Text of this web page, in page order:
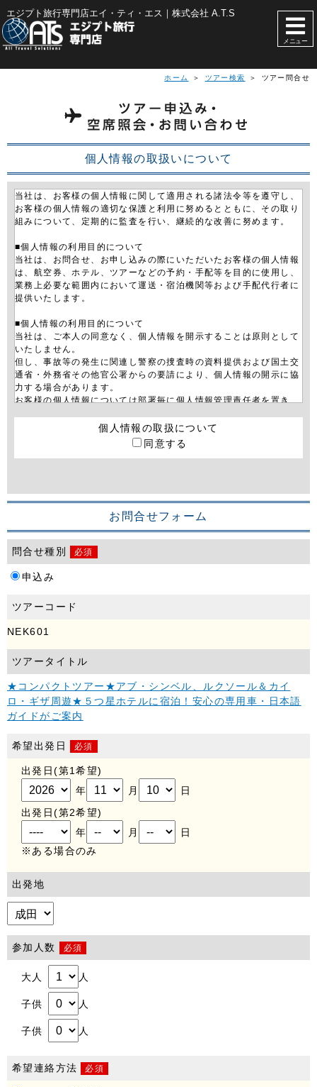
エジプト旅行専門店エイ・ティ・エス｜株式会社 A.T.S
メニュー
ホーム ＞ ツアー検索 ＞ ツアー問合せ
個人情報の取扱いについて
当社は、お客様の個人情報に関して適用される諸法令等を遵守し、
お客様の個人情報の適切な保護と利用に努めるとともに、その取り
組みについて、定期的に監査を行い、継続的な改善に努めます。
■個人情報の利用目的について
当社は、お問合せ、お申し込みの際にいただいたお客様の個人情報
は、航空券、ホテル、ツアーなどの予約・手配等を目的に使用し、
業務上必要な範囲内において運送・宿泊機関等および手配代行者に
提供いたします。
■個人情報の利用目的について
当社は、ご本人の同意なく、個人情報を開示することは原則として
いたしません。
但し、事故等の発生に関連し警察の捜査時の資料提供および国土交
通省・外務省その他官公署からの要請により、個人情報の開示に協
力する場合があります。
お客様の個人情報については部署毎に個人情報管理責任者を置き、
当社は、お客さまから個人情報について照会、訂正、追加、利用停
止等を依頼された場合、お客様ご本人であることを確認した上で、
法令及び当社内規に従い、遅滞なく必要な措置を取らせていただき
■サーバー不正アクセス対応について
当社サイトは、サーバーへの外部からの不正アクセスを防止する為
に最善の処置を施しております。
当社サイトは、お客様がネットで送信される情報を暗号化して保護
するためのSSL（Secure Sockets Layer）に対応しております。
当社のホームページの利用はお客様の責任において行われるものと
当社ホームページ及び当社ホームページを通じてアクセスできる他
ゆる損害に関して当社は一切の責任を負いません。
■個人情報に関するお問合せ
当社のプライバシーポリシー（個人情報保護）に関するご意見やご
質問は下記までお問合せ下さい。
mailto:info@ats-hj.com
電話：03-6432-9234
個人情報の取扱について
同意する
お問合せフォーム
問合せ種別 必須
申込み
ツアーコード
NEK601
ツアータイトル
★コンパクトツアー★アブ・シンベル、ルクソール＆カイ
ロ・ギザ周遊★５つ星ホテルに宿泊！安心の専用車・日本語
ガイドがご案内
希望出発日 必須
出発日(第1希望)
年
月
日
出発日(第2希望)
年
月
日
※ある場合のみ
出発地
参加人数 必須
大人 人
子供 人
子供 人
希望連絡方法 必須